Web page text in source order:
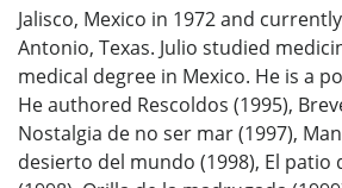
Jalisco, Mexico in 1972 and
Antonio, Texas. Julio studied
medical degree in Mexico. He is a
He authored Rescoldos (1995),
Nostalgia de no ser mar (1997),
desierto del mundo (1998), El patio